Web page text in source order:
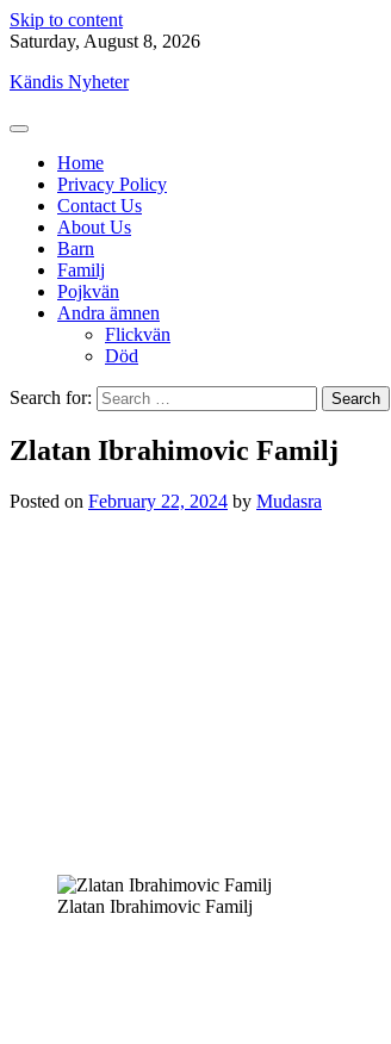
Skip to content
Saturday, August 8, 2026
Kändis Nyheter
Home
Privacy Policy
Contact Us
About Us
Barn
Familj
Pojkvän
Andra ämnen
Flickvän
Död
Search for:
Zlatan Ibrahimovic Familj
Posted on February 22, 2024 by Mudasra
Zlatan Ibrahimovic Familj